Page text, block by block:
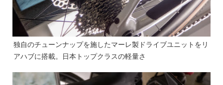
独自のチューンナップを施したマーレ製ドライブユニットをリ
アハブに搭載。日本トップクラスの軽量さ